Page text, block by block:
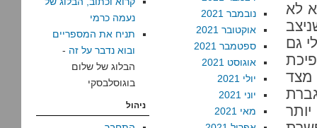
לא
גם
נובמבר 2021
אוקטובר 2021
ספטמבר 2021
אוגוסט 2021
יולי 2021
יוני 2021
מאי 2021
נעמה כרמי
תניח את המספריים
ובוא נדבר על זה -
הבלוג של שלום
בוגוסלבסקי
ניהול